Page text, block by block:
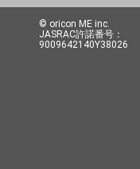
© oricon ME inc.
JASRAC許諾番号：
9009642140Y38026